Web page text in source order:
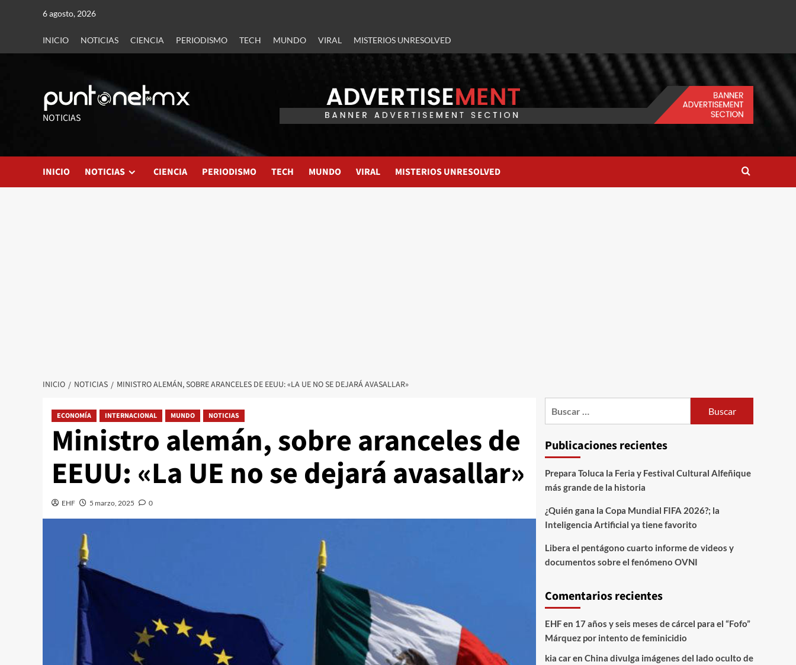
6 agosto, 2026
INICIO NOTICIAS CIENCIA PERIODISMO TECH MUNDO VIRAL MISTERIOS UNRESOLVED
NOTICIAS
INICIO NOTICIAS CIENCIA PERIODISMO TECH MUNDO VIRAL MISTERIOS UNRESOLVED
INICIO NOTICIAS MINISTRO ALEMÁN, SOBRE ARANCELES DE EEUU: «LA UE NO SE DEJARÁ AVASALLAR»
ECONOMÍA INTERNACIONAL MUNDO NOTICIAS
Ministro alemán, sobre aranceles de
EEUU: «La UE no se dejará avasallar»
EHF 5 marzo, 2025 0
Publicaciones recientes
Prepara Toluca la Feria y Festival Cultural Alfeñique
más grande de la historia
¿Quién gana la Copa Mundial FIFA 2026?; la
Inteligencia Artificial ya tiene favorito
Libera el pentágono cuarto informe de videos y
documentos sobre el fenómeno OVNI
Comentarios recientes
EHFen 17 años y seis meses de cárcel para el “Fofo”
Márquez por intento de feminicidio
kia caren China divulga imágenes del lado oculto de